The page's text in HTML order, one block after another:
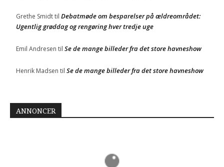
Grethe Smidttil Debatmøde om besparelser på ældreområdet:
Ugentlig grøddag og rengøring hver tredje uge
Emil Andresen til Se de mange billeder fra det store havneshow
Henrik Madsen til Se de mange billeder fra det store havneshow
ANNONCER